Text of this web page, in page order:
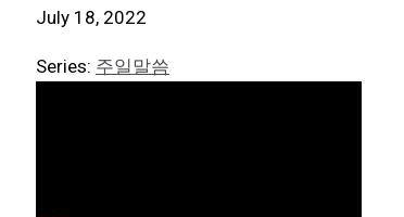
July 18, 2022
Series: 주일말씀